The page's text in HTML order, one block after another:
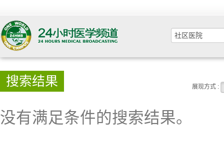
搜索结果 展现方式 :
没有满足条件的搜索结果。